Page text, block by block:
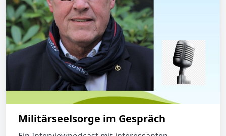
Militärseelsorge im Gespräch